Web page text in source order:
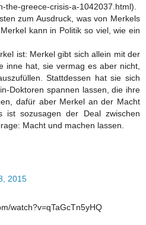
the-greece-crisis-a-1042037.html).
zum Ausdruck, was von Merkels
kann in Politik so viel, wie ein
ist: Merkel gibt sich allein mit der
inne hat, sie vermag es aber nicht,
Stattdessen hat sie sich
Doktoren spannen lassen, die ihre
dafür aber Merkel an der Macht
ist sozusagen der Deal zwischen
Macht und machen lassen.
2015
watch?v=qTaGcTn5yHQ